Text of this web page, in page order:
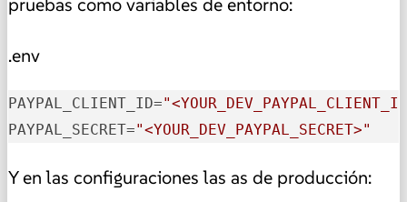
.env
PAYPAL_CLIENT_ID=
PAYPAL_SECRET="<YOUR_DEV_PAYPAL_SECRET>"
Y en las configuraciones las as de producción: